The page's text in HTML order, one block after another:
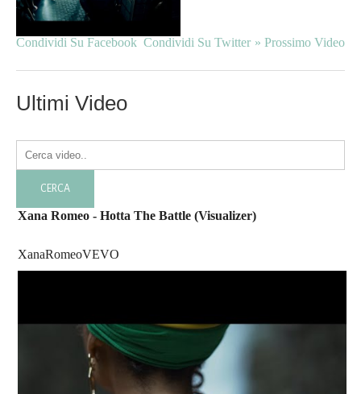
Condividi Su Facebook Condividi Su Twitter » Prossimo Video
Ultimi Video
Xana Romeo - Hotta The Battle (Visualizer)
XanaRomeoVEVO